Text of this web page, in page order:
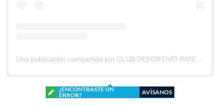
¿ENCONTRASTE UN
ERROR?
AVÍSANOS